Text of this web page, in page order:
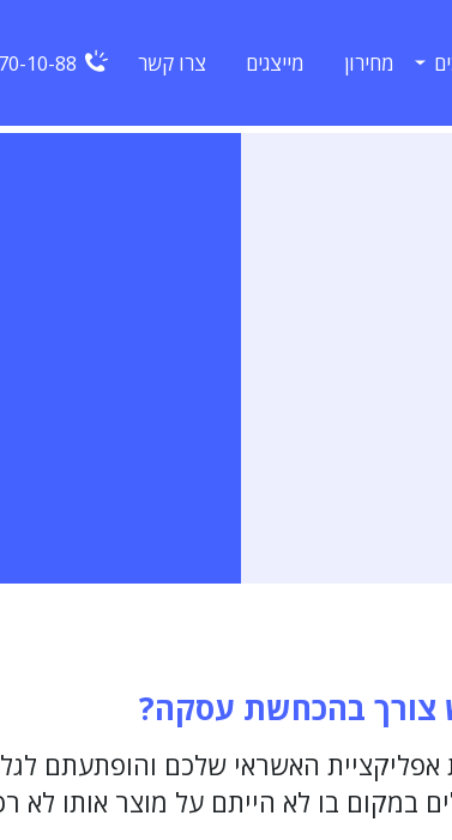
מחירון מייצגים צרו קשר 10-88
צורך בהכחשת עסקה?
האשראי שלכם והופתעתם